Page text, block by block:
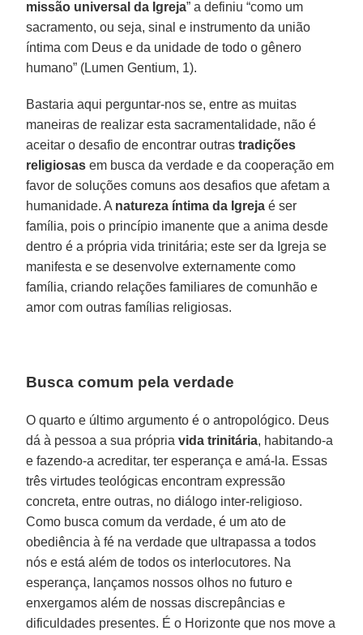
missão universal da Igreja” a definiu “como um
sacramento, ou seja, sinal e instrumento da união
íntima com Deus e da unidade de todo o gênero
humano” (Lumen Gentium, 1).
Bastaria aqui perguntar-nos se, entre as muitas
maneiras de realizar esta sacramentalidade, não é
aceitar o desafio de encontrar outrastradições
religiosas em busca da verdade e da cooperação em
favor de soluções comuns aos desafios que afetam a
humanidade. A natureza íntima da Igreja é ser
família, pois o princípio imanente que a anima desde
dentro é a própria vida trinitária; este ser da Igreja se
manifesta e se desenvolve externamente como
família, criando relações familiares de comunhão e
amor com outras famílias religiosas.
Busca comum pela verdade
O quarto e último argumento é o antropológico. Deus
dá à pessoa a sua própriavida trinitária, habitando-a
e fazendo-a acreditar, ter esperança e amá-la. Essas
três virtudes teológicas encontram expressão
concreta, entre outras, no diálogo inter-religioso.
Como busca comum da verdade, é um ato de
obediência à fé na verdade que ultrapassa a todos
nós e está além de todos os interlocutores. Na
esperança, lançamos nossos olhos no futuro e
enxergamos além de nossas discrepâncias e
dificuldades presentes. É o Horizonte que nos move a